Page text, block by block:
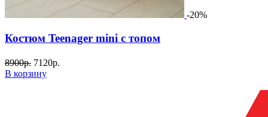
-20%
Костюм Teenager mini с топом
8900р. 7120р.
В корзину